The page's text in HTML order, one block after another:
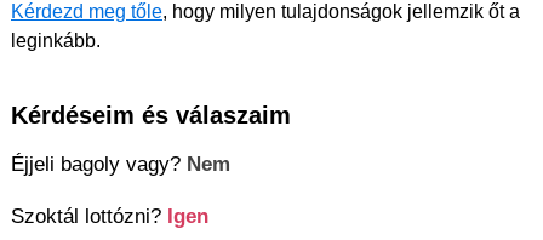
Kérdezd meg tőle, hogy milyen tulajdonságok jellemzik őt a
leginkább.
Kérdéseim és válaszaim
Éjjeli bagoly vagy? Nem
Szoktál lottózni? Igen